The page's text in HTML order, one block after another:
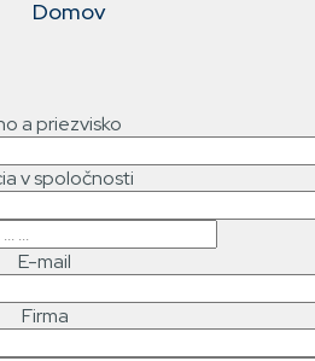
Domov
a priezvisko
v spoločnosti
E-mail
Firma